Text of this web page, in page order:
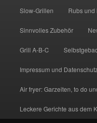
Slow-Grillen Rubs und
Sinnvolles Zubehör
Grill A-B-C
Impressum und
Air fryer: Garzeiten, to do
Leckere Gerichte aus dem